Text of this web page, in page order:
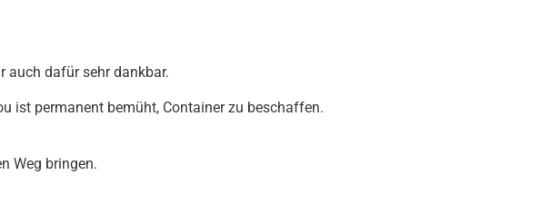
auch dafür sehr dankbar.
ist permanent bemüht, Container zu beschaffen.
Weg bringen.